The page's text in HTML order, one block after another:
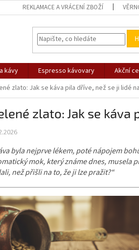
REKLAMACE A VRÁCENÍ ZBOŽÍ
kávy Espresso kávovary Akční
zlato: Jak se káva pila dříve, než se ji lidé
zlato: Jak se
byla nejprve lékem, poté nápojem
mok, který známe dnes, musela
než přišli na to, že ji lze pražit?“